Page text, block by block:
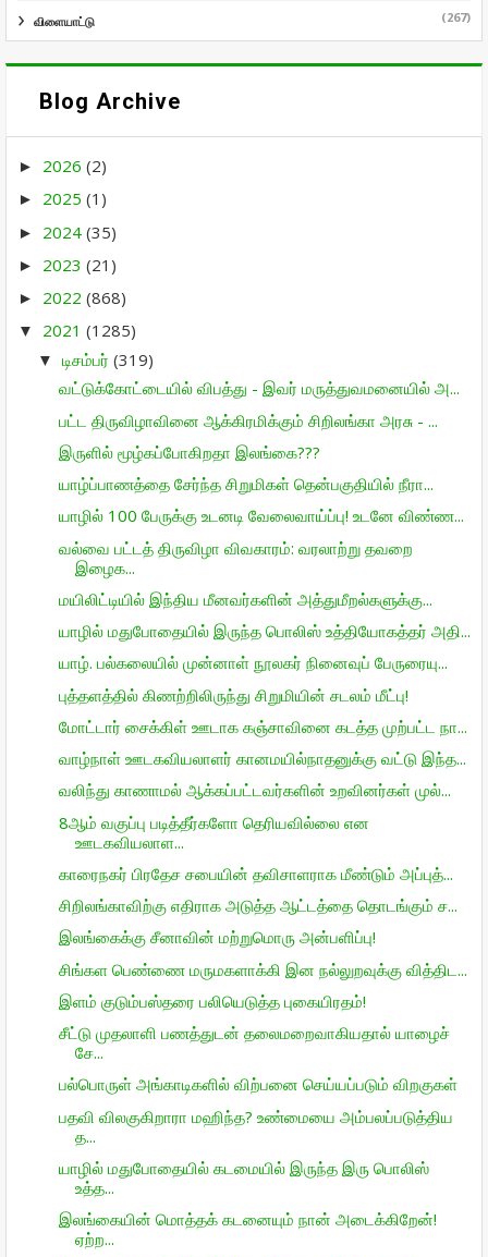
விளையாட்டு (267)
Blog Archive
► 2026 (2)
► 2025 (1)
► 2024 (35)
► 2023 (21)
► 2022 (868)
▼ 2021 (1285)
▼ டிசம்பர் (319)
வட்டுக்கோட்டையில் விபத்து - இவர் மருத்துவமனையில் அ...
பட்ட திருவிழாவினை ஆக்கிரமிக்கும் சிறிலங்கா அரசு - ...
இருளில் மூழ்கப்போகிறதா இலங்கை???
யாழ்ப்பாணத்தை சேர்ந்த சிறுமிகள் தென்பகுதியில் நீரா...
யாழில் 100 பேருக்கு உடனடி வேலைவாய்ப்பு! உடனே விண்ண...
வல்வை பட்டத் திருவிழா விவகாரம்: வரலாற்று தவறை
இழைக...
மயிலிட்டியில் இந்திய மீனவர்களின் அத்துமீறல்களுக்கு...
யாழில் மதுபோதையில் இருந்த பொலிஸ் உத்தியோகத்தர் அதி...
யாழ். பல்கலையில் முன்னாள் நூலகர் நினைவுப் பேருரையு...
புத்தளத்தில் கிணற்றிலிருந்து சிறுமியின் சடலம் மீட்பு!
மோட்டார் சைக்கிள் ஊடாக கஞ்சாவினை கடத்த முற்பட்ட நா...
வாழ்நாள் ஊடகவியலாளர் கானமயில்நாதனுக்கு வட்டு இந்த...
வலிந்து காணாமல் ஆக்கப்பட்டவர்களின் உறவினர்கள் முல்...
8ஆம் வகுப்பு படித்தீர்களோ தெரியவில்லை என
ஊடகவியலாள...
காரைநகர் பிரதேச சபையின் தவிசாளராக மீண்டும் அப்புத்...
சிறிலங்காவிற்கு எதிராக அடுத்த ஆட்டத்தை தொடங்கும் ச...
இலங்கைக்கு சீனாவின் மற்றுமொரு அன்பளிப்பு!
சிங்கள பெண்ணை மருமகளாக்கி இன நல்லுறவுக்கு வித்திட...
இளம் குடும்பஸ்தரை பலியெடுத்த புகையிரதம்!
சீட்டு முதலாளி பணத்துடன் தலைமறைவாகியதால் யாழைச்
சே...
பல்பொருள் அங்காடிகளில் விற்பனை செய்யப்படும் விறகுகள்
பதவி விலகுகிறாரா மஹிந்த? உண்மையை அம்பலப்படுத்திய
த...
யாழில் மதுபோதையில் கடமையில் இருந்த இரு பொலிஸ்
உத்த...
இலங்கையின் மொத்தக் கடனையும் நான் அடைக்கிறேன்!
ஏற்ற...